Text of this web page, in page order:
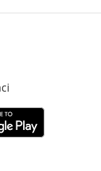
okně